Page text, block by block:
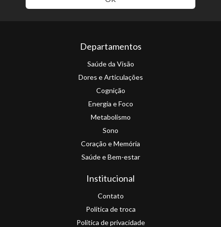
Departamentos
Saúde da Visão
Dores e Articulações
Cognição
Energia e Foco
Metabolismo
Sono
Coração e Memória
Saúde e Bem-estar
Institucional
Contato
Política de troca
Politica de privacidade